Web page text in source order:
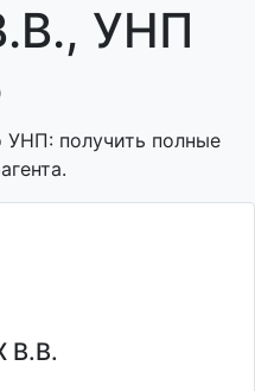
УНП
получить полные
В.В.